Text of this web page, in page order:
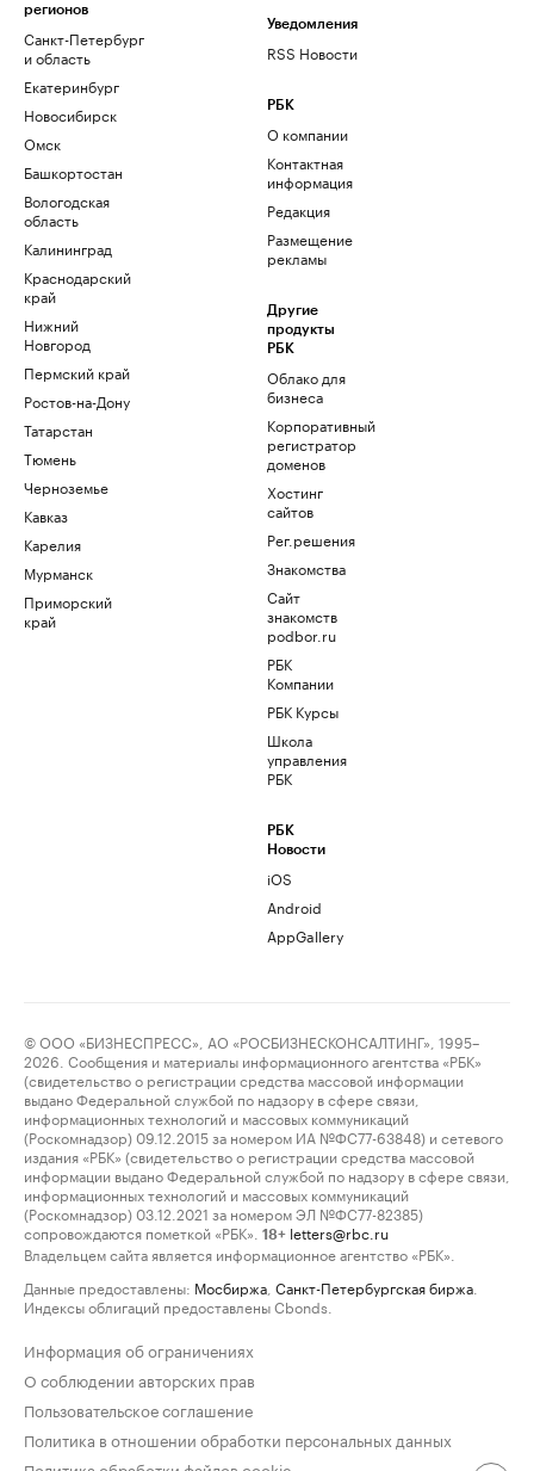
регионов
Санкт-Петербург
и область
Екатеринбург
Новосибирск
Омск
Башкортостан
Вологодская
область
Калининград
Краснодарский
край
Нижний
Новгород
Пермский край
Ростов-на-Дону
Татарстан
Тюмень
Черноземье
Кавказ
Карелия
Мурманск
Приморский
край
Уведомления
RSS Новости
РБК
О компании
Контактная
информация
Редакция
Размещение
рекламы
Другие
продукты
РБК
Облако для
бизнеса
Корпоративный
регистратор
доменов
Хостинг
сайтов
Рег.решения
Знакомства
Сайт
знакомств
podbor.ru
РБК
Компании
РБК Курсы
Школа
управления
РБК
РБК
Новости
iOS
Android
AppGallery
© ООО «БИЗНЕСПРЕСС», АО «РОСБИЗНЕСКОНСАЛТИНГ», 1995–
2026. Сообщения и материалы информационного агентства «РБК»
(свидетельство о регистрации средства массовой информации
выдано Федеральной службой по надзору в сфере связи,
информационных технологий и массовых коммуникаций
(Роскомнадзор) 09.12.2015 за номером ИА №ФС77-63848) и сетевого
издания «РБК» (свидетельство о регистрации средства массовой
информации выдано Федеральной службой по надзору в сфере связи,
информационных технологий и массовых коммуникаций
(Роскомнадзор) 03.12.2021 за номером ЭЛ №ФС77-82385)
сопровождаются пометкой «РБК».
18+ letters@rbc.ru
Владельцем сайта является информационное агентство «РБК».
Данные предоставлены: Мосбиржа Санкт-Петербургская биржа
Индексы облигаций предоставлены Cbonds.
Информация об ограничениях
О соблюдении авторских прав
Пользовательское соглашение
Политика в отношении обработки персональных данных